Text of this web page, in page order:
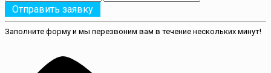
Отправить заявку
Заполните форму и мы перезвоним вам в течение нескольких минут!